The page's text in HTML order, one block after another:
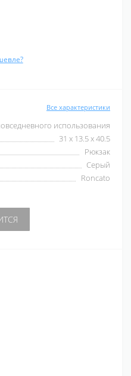
Все характеристики
использования
31 x 13.5 x 40.5
Рюкзак
Серый
Roncato